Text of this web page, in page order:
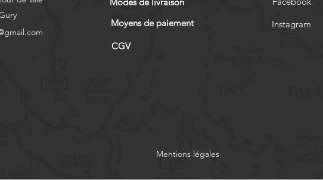
Moyens de paiement
CGV
Instagram
Mentions légales